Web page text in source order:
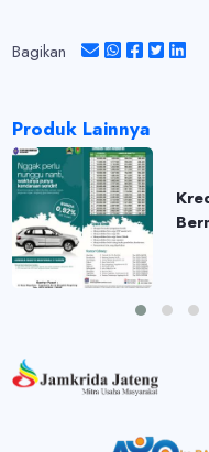
Bagikan
Produk Lainnya